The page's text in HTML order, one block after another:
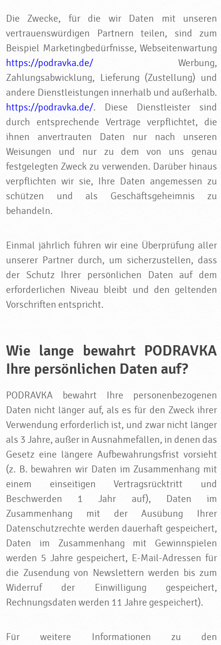
Die Zwecke, für die wir Daten mit unseren
vertrauenswürdigen Partnern teilen, sind zum
Beispiel Marketingbedürfnisse, Webseitenwartung
https://podravka.de/ Werbung,
Zahlungsabwicklung, Lieferung (Zustellung) und
andere Dienstleistungen innerhalb und außerhalb.
https://podravka.de/. Diese Dienstleister sind
durch entsprechende Verträge verpflichtet, die
ihnen anvertrauten Daten nur nach unseren
Weisungen und nur zu dem von uns genau
festgelegten Zweck zu verwenden. Darüber hinaus
verpflichten wir sie, Ihre Daten angemessen zu
schützen und als Geschäftsgeheimnis zu
behandeln.
Einmal jährlich führen wir eine Überprüfung aller
unserer Partner durch, um sicherzustellen, dass
der Schutz Ihrer persönlichen Daten auf dem
erforderlichen Niveau bleibt und den geltenden
Vorschriften entspricht.
Wie lange bewahrt PODRAVKA
Ihre persönlichen Daten auf?
PODRAVKA bewahrt Ihre personenbezogenen
Daten nicht länger auf, als es für den Zweck ihrer
Verwendung erforderlich ist, und zwar nicht länger
als 3 Jahre, außer in Ausnahmefällen, in denen das
Gesetz eine längere Aufbewahrungsfrist vorsieht
(z. B. bewahren wir Daten im Zusammenhang mit
einem einseitigen Vertragsrücktritt und
Beschwerden 1 Jahr auf), Daten im
Zusammenhang mit der Ausübung Ihrer
Datenschutzrechte werden dauerhaft gespeichert,
Daten im Zusammenhang mit Gewinnspielen
werden 5 Jahre gespeichert, E-Mail-Adressen für
die Zusendung von Newslettern werden bis zum
Widerruf der Einwilligung gespeichert,
Rechnungsdaten werden 11 Jahre gespeichert).
Für weitere Informationen zu den